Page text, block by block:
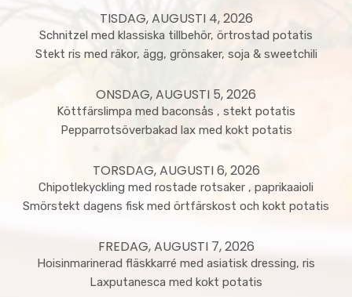
TISDAG, AUGUSTI 4, 2026
Schnitzel med klassiska tillbehör, örtrostad potatis
Stekt ris med räkor, ägg, grönsaker, soja & sweetchili
ONSDAG, AUGUSTI 5, 2026
Köttfärslimpa med baconsås , stekt potatis
Pepparrotsöverbakad lax med kokt potatis
TORSDAG, AUGUSTI 6, 2026
Chipotlekyckling med rostade rotsaker , paprikaaioli
Smörstekt dagens fisk med örtfärskost och kokt potatis
FREDAG, AUGUSTI 7, 2026
Hoisinmarinerad fläskkarré med asiatisk dressing, ris
Laxputanesca med kokt potatis